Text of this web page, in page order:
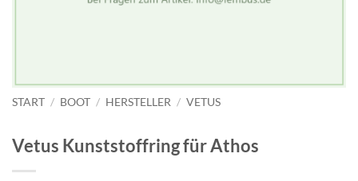
START / BOOT / HERSTELLER / VETUS
Vetus Kunststoffring für Athos